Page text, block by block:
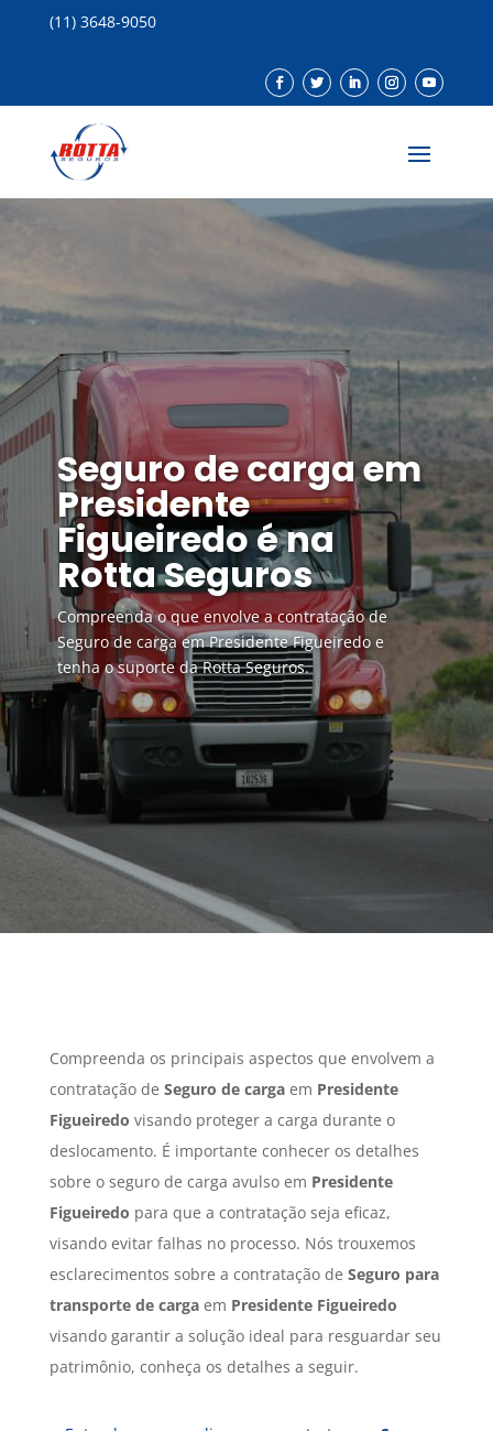
(11) 3648-9050
Seguro de carga em
Presidente
Figueiredo é na
Rotta Seguros
Compreenda o que envolve a contratação de
Seguro de carga em Presidente Figueiredo e
tenha o suporte da Rotta Seguros.
Compreenda os principais aspectos que envolvem a
contratação de Seguro de cargaem Presidente
Figueiredo visando proteger a carga durante o
deslocamento. É importante conhecer os detalhes
sobre o seguro de carga avulso em Presidente
Figueiredo para que a contratação seja eficaz,
visando evitar falhas no processo. Nós trouxemos
esclarecimentos sobre a contratação de Seguro para
transporte de cargaem Presidente Figueiredo
visando garantir a solução ideal para resguardar seu
patrimônio, conheça os detalhes a seguir.